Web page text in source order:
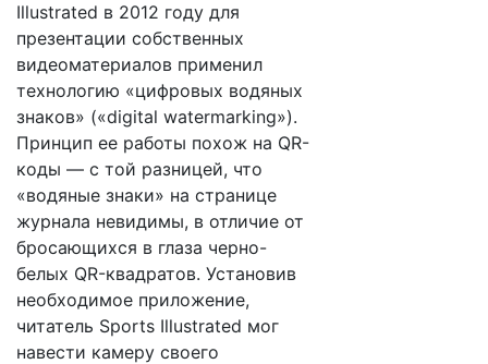
Illustrated в 2012 году для
презентации собственных
видеоматериалов применил
технологию «цифровых водяных
знаков» («digital watermarking»).
Принцип ее работы похож на QR-
коды — с той разницей, что
«водяные знаки» на странице
журнала невидимы, в отличие от
бросающихся в глаза черно-
белых QR-квадратов. Установив
необходимое приложение,
читатель Sports Illustrated мог
навести камеру своего